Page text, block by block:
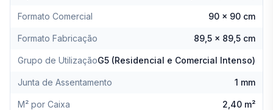
Formato Comercial 90 x 90 cm
Formato Fabricação 89,5 x 89,5 cm
Grupo de UtilizaçãoG5 (Residencial e Comercial Intenso)
Junta de Assentamento 1 mm
M² por Caixa 2,40 m²